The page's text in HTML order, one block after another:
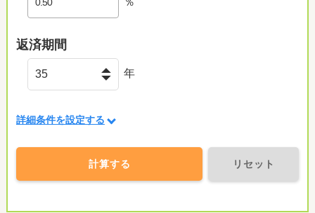
返済期間
年
詳細条件を設定する
計算する リセット